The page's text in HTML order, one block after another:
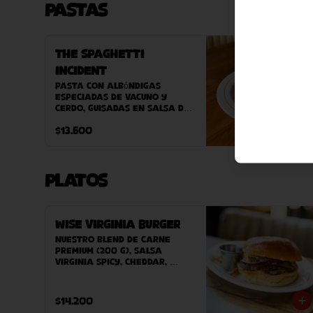
Pastas
The Spaghetti
Incident
Pasta con albóndigas
especiadas de vacuno y
cerdo, guisadas en salsa de
$13.600
Platos
Wise Virginia Burger
Nuestro blend de carne
premium (200 g), salsa
Virginia Spicy, cheddar,
hecho en casa. Acompañado
de papas fritas caseras.
$14.200